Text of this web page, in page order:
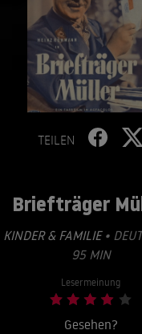
TEILEN
Briefträger
KINDER & FAMILIE•
95 MIN
Lesermeinung
Gesehen?